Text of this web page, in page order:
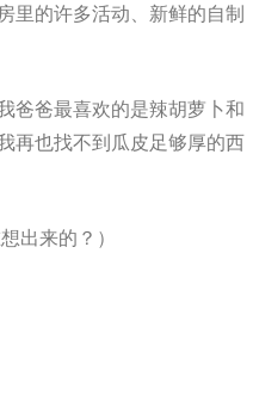
里的许多活动、新鲜的自制
爸爸最喜欢的是辣胡萝卜和
再也找不到瓜皮足够厚的西
出来的？）